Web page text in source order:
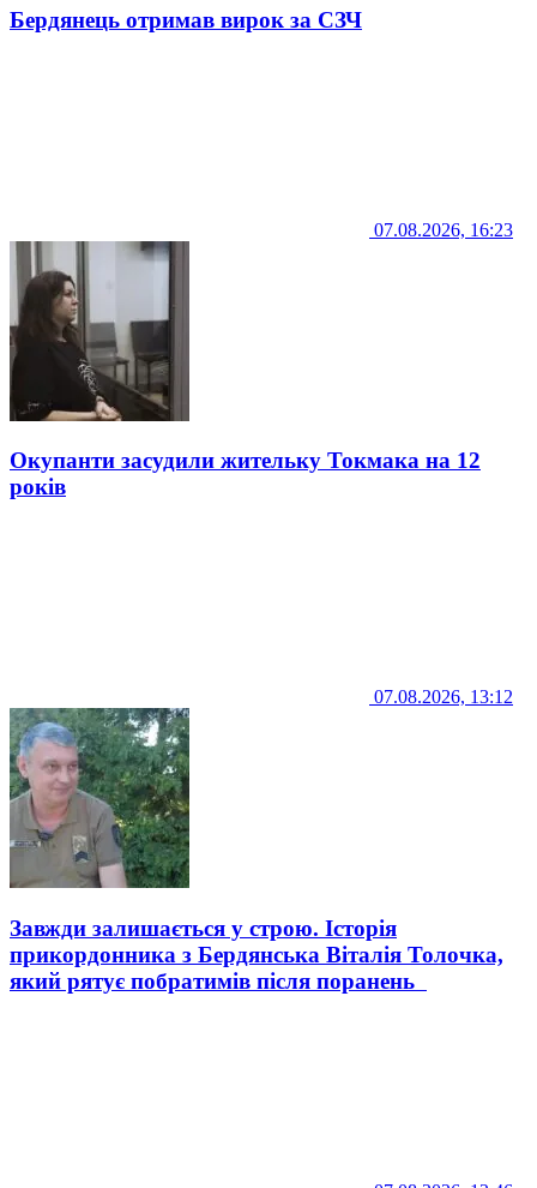
Бердянець отримав вирок за СЗЧ
07.08.2026, 16:23
Окупанти засудили жительку Токмака на 12
років
07.08.2026, 13:12
Завжди залишається у строю. Історія
прикордонника з Бердянська Віталія Толочка,
який рятує побратимів після поранень